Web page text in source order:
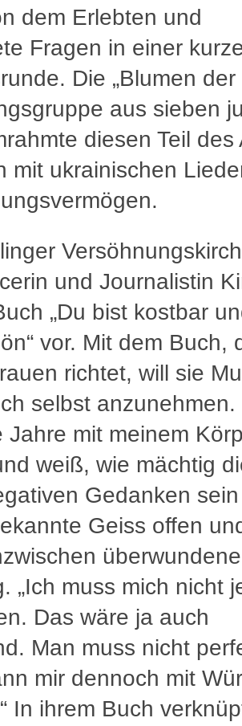
dem Erlebten und
Fragen in einer
Die „Blumen der
aus sieben
diesen Teil des
mit ukrainischen
und Journalistin
„Du bist kostbar
vor. Mit dem Buch,
richtet, will sie
selbst anzunehmen.
Jahre mit meinem
weiß, wie mächtig
Gedanken sein
Geiss offen
„Ich muss mich nicht
Das wäre ja auch
Man muss nicht
mir dennoch mit
In ihrem Buch